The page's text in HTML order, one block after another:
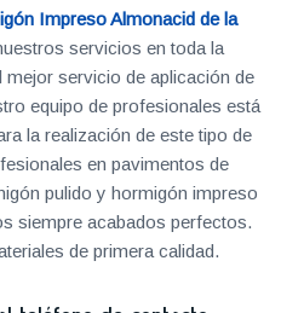
Impreso Almonacid de la
servicios en toda la
servicio de aplicación de
equipo de profesionales está
la realización de este tipo de
en pavimentos de
pulido y hormigón impreso
siempre acabados perfectos.
de primera calidad.